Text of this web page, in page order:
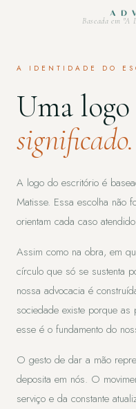
Baseada em "A
A IDENTIDADE DO
Uma
significado.
A logo do escritório é
Matisse. Essa escolha não
orientam cada caso
Assim como na obra, em
círculo que só se sustenta
nossa advocacia é
sociedade existe porque as
esse é o fundamento do
O gesto de dar a mão
deposita em nós. O
serviço e da constante